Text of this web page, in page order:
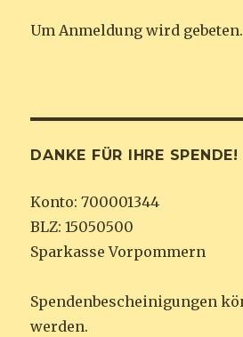
Um Anmeldung wird gebeten.
DANKE FÜR IHRE SPENDE!
Konto: 700001344
BLZ: 15050500
Sparkasse Vorpommern
Spendenbescheinigungen
werden.